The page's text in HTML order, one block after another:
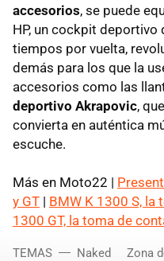
accesorios, se puede
HP, un cockpit deportivo
tiempos por vuelta,
demás para los que la
accesorios como las
deportivo Akrapovic,
convierta en auténtica
escuche.
Más en Moto22 |
y GT | BMW K 1300 S, la
1300 GT, la toma de
TEMAS Naked Zona